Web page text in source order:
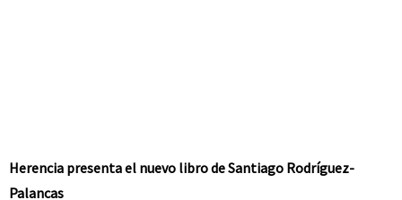
Herencia presenta el nuevo libro de Santiago Rodríguez-
Palancas